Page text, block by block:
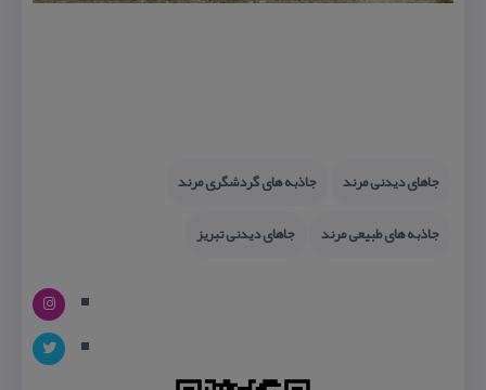
جاهای دیدنی مرند
جاذبه های گردشگری مرند
جاذبه های طبیعی مرند
جاهای دیدنی تبریز